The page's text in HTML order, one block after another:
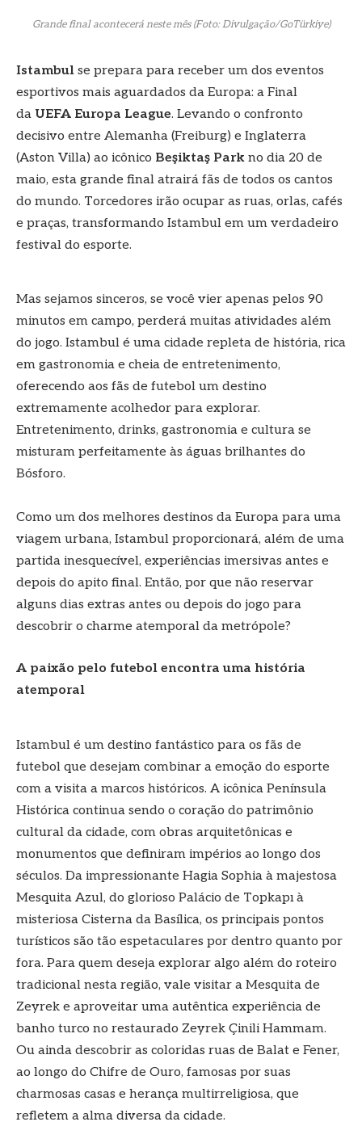
Grande final acontecerá neste mês (Foto: Divulgação/GoTürkiye)
Istambul se prepara para receber um dos eventos
esportivos mais aguardados da Europa: a Final
da UEFA Europa League. Levando o confronto
decisivo entre Alemanha (Freiburg) e Inglaterra
(Aston Villa) ao icônico Beşiktaş Park no dia 20 de
maio, esta grande final atrairá fãs de todos os cantos
do mundo. Torcedores irão ocupar as ruas, orlas, cafés
e praças, transformando Istambul em um verdadeiro
festival do esporte.
Mas sejamos sinceros, se você vier apenas pelos 90
minutos em campo, perderá muitas atividades além
do jogo. Istambul é uma cidade repleta de história, rica
em gastronomia e cheia de entretenimento,
oferecendo aos fãs de futebol um destino
extremamente acolhedor para explorar.
Entretenimento, drinks, gastronomia e cultura se
misturam perfeitamente às águas brilhantes do
Bósforo.
Como um dos melhores destinos da Europa para uma
viagem urbana, Istambul proporcionará, além de uma
partida inesquecível, experiências imersivas antes e
depois do apito final. Então, por que não reservar
alguns dias extras antes ou depois do jogo para
descobrir o charme atemporal da metrópole?
A paixão pelo futebol encontra uma história
atemporal
Istambul é um destino fantástico para os fãs de
futebol que desejam combinar a emoção do esporte
com a visita a marcos históricos. A icônica Península
Histórica continua sendo o coração do patrimônio
cultural da cidade, com obras arquitetônicas e
monumentos que definiram impérios ao longo dos
séculos. Da impressionante Hagia Sophia à majestosa
Mesquita Azul, do glorioso Palácio de Topkapı à
misteriosa Cisterna da Basílica, os principais pontos
turísticos são tão espetaculares por dentro quanto por
fora. Para quem deseja explorar algo além do roteiro
tradicional nesta região, vale visitar a Mesquita de
Zeyrek e aproveitar uma autêntica experiência de
banho turco no restaurado Zeyrek Çinili Hammam.
Ou ainda descobrir as coloridas ruas de Balat e Fener,
ao longo do Chifre de Ouro, famosas por suas
charmosas casas e herança multirreligiosa, que
refletem a alma diversa da cidade.